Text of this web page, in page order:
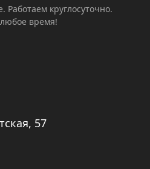
Работаем круглосуточно.
время!
57